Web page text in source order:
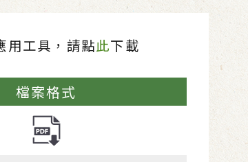
用工具，請點此下載
檔案格式